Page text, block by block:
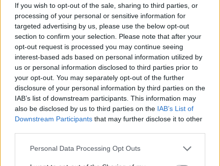
If you wish to opt-out of the sale, sharing to third parties, or
processing of your personal or sensitive information for
targeted advertising by us, please use the below opt-out
section to confirm your selection. Please note that after your
opt-out request is processed you may continue seeing
interest-based ads based on personal information utilized by
us or personal information disclosed to third parties prior to
your opt-out. You may separately opt-out of the further
disclosure of your personal information by third parties on the
IAB’s list of downstream participants. This information may
also be disclosed by us to third parties on the IAB’s List of
Downstream Participants that may further disclose it to other
Please note that this website/app uses one or more Google
Personal Data Processing Opt Outs
európai uniós forrásból, hazai társfinanszírozással
támogatott projekt keretében átfogó
kommunikációs és promóciós programot
folytatnak a fenntartható akvakultúra-termékek
és a hazai halfogyasztás népszerűsítése
érdekében. A kampány első szakaszában 13
vidéki és fővárosi rendezvényen lesz jelen, ahol
kóstoltatásokkal és edukációs aktivitásokkal
kívül leginkább az online térben és a social